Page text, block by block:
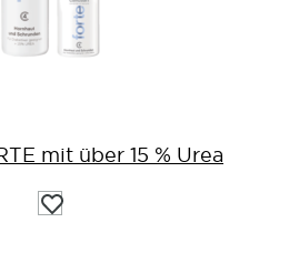
mit über 15 % Urea
Auf
die